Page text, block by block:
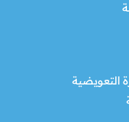
التعويضية